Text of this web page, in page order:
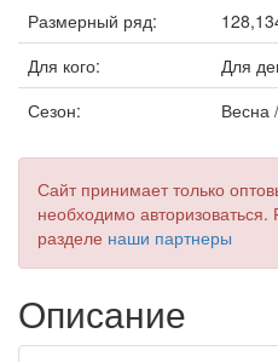
Размерный ряд:
Для кого:
Для
Сезон:
Весна
Сайт принимает только
необходимо
разделе наши партнеры
Описание